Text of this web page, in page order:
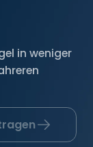
in weniger